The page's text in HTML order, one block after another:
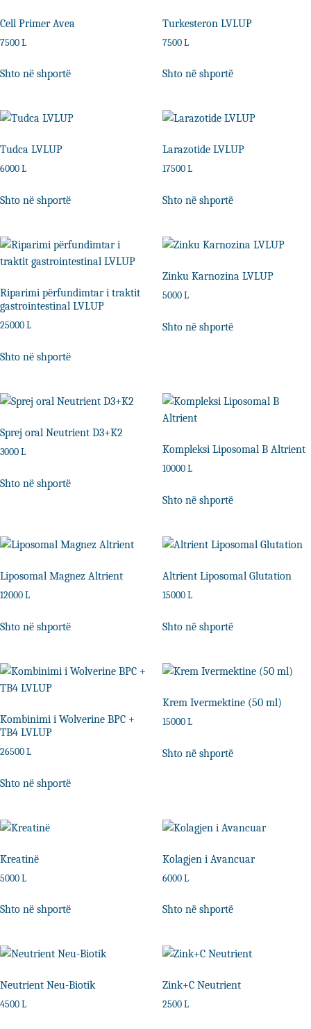
Cell Primer Avea
7500 L
Shto në shportë
Turkesteron LVLUP
7500 L
Shto në shportë
Tudca LVLUP
6000 L
Shto në shportë
Larazotide LVLUP
17500 L
Shto në shportë
Riparimi përfundimtar i traktit
gastrointestinal LVLUP
25000 L
Shto në shportë
Zinku Karnozina LVLUP
5000 L
Shto në shportë
Sprej oral Neutrient D3+K2
3000 L
Shto në shportë
Kompleksi Liposomal B Altrient
10000 L
Shto në shportë
Liposomal Magnez Altrient
12000 L
Shto në shportë
Altrient Liposomal Glutation
15000 L
Shto në shportë
Kombinimi i Wolverine BPC +
TB4 LVLUP
26500 L
Shto në shportë
Krem Ivermektine (50 ml)
15000 L
Shto në shportë
Kreatinë
5000 L
Shto në shportë
Kolagjen i Avancuar
6000 L
Shto në shportë
Neutrient Neu-Biotik
4500 L
Zink+C Neutrient
2500 L